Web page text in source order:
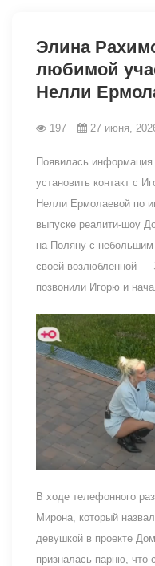
Элина
любимой
Нелли
197 27 июня,
Появилась
установить контакт с
Нелли Ермолаевой по
выпуске реалити-шоу
на Поляну с небольшим
своей возлюбленной —
позвонили Игорю и
В ходе телефонного
Мирона, который
девушкой в проекте
призналась парню, что